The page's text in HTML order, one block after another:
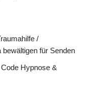
/
für Senden
Hypnose &